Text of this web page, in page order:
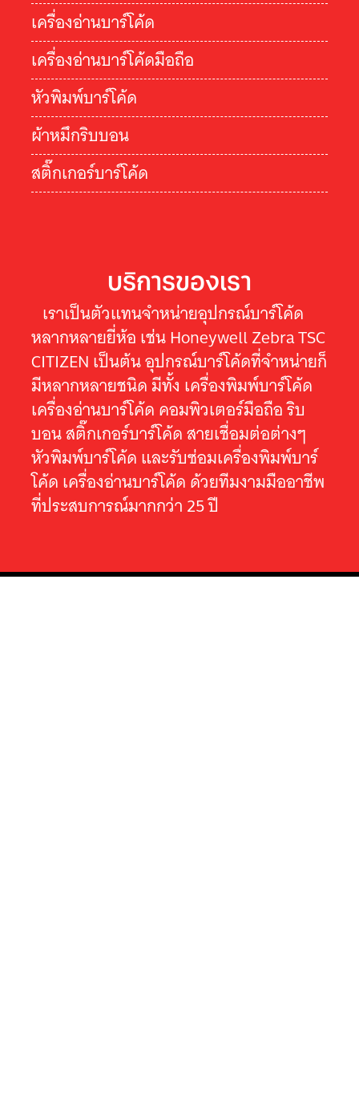
เครื่องอ่านบาร์โค้ด
เครื่องอ่านบาร์โค้ดมือถือ
หัวพิมพ์บาร์โค้ด
ผ้าหมึกริบบอน
สติ๊กเกอร์บาร์โค้ด
บริการของเรา
เราเป็นตัวแทนจำหน่ายอุปกรณ์บาร์โค้ด
หลากหลายยี่ห้อ เช่น Honeywell Zebra TSC
CITIZEN เป็นต้น อุปกรณ์บาร์โค้ดที่จำหน่ายก็
มีหลากหลายชนิด มีทั้ง เครื่องพิมพ์บาร์โค้ด
เครื่องอ่านบาร์โค้ด คอมพิวเตอร์มือถือ ริบ
บอน สติ๊กเกอร์บาร์โค้ด สายเชื่อมต่อต่างๆ
หัวพิมพ์บาร์โค้ด และรับซ่อมเครื่องพิมพ์บาร์
โค้ด เครื่องอ่านบาร์โค้ด ด้วยทีมงามมืออาชีพ
ที่ประสบการณ์มากกว่า 25 ปี